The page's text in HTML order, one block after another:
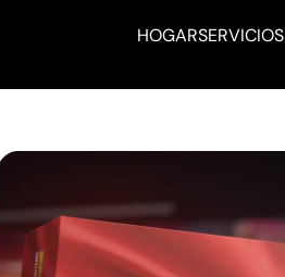
HOGARSERVICIOS